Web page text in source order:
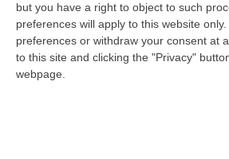
but you have a right to object to such
preferences will apply to this website
preferences or withdraw your consent at
to this site and clicking the "Privacy"
webpage.
L’indagine
Un’attività di controllo che è il